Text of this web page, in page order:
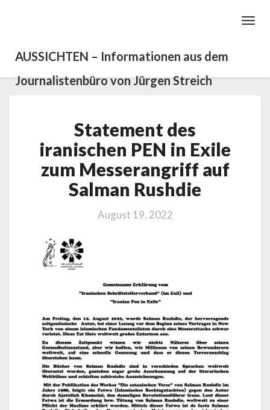
AUSSICHTEN – Informationen aus dem
Journalistenbüro von Jürgen Streich
des
iranischen
PEN
in
Exile
zum
auf
Statement des
iranischen PEN in Exile
zum Messerangriff auf
Salman Rushdie
August 19, 2022